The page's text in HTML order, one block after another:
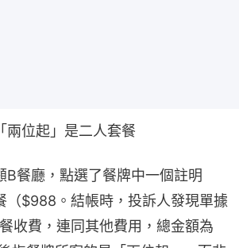
兩位起」是二人套餐
B餐廳，點選了餐牌中一個註明
（$988。結帳時，投訴人發現單據
收費，連同其他費用，總金額為